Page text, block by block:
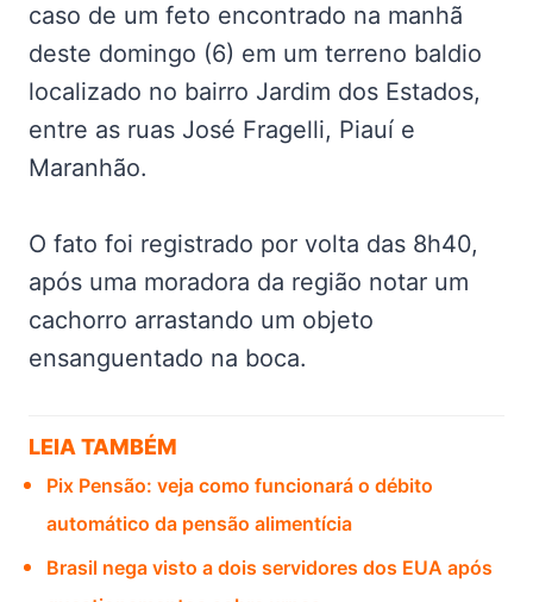
caso de um feto encontrado na manhã
deste domingo (6) em um terreno baldio
localizado no bairro Jardim dos Estados,
entre as ruas José Fragelli, Piauí e
Maranhão.
O fato foi registrado por volta das 8h40,
após uma moradora da região notar um
cachorro arrastando um objeto
ensanguentado na boca.
LEIA TAMBÉM
Pix Pensão: veja como funcionará o débito
automático da pensão alimentícia
Brasil nega visto a dois servidores dos EUA após